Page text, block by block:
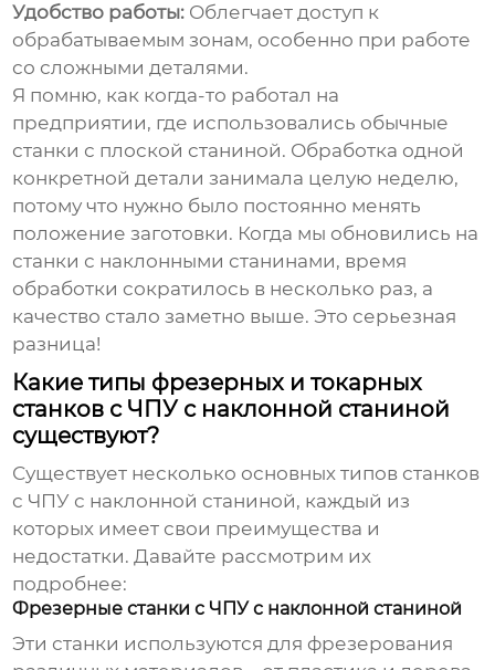
Удобство работы: Облегчает доступ к
обрабатываемым зонам, особенно при работе
со сложными деталями.
Я помню, как когда-то работал на
предприятии, где использовались обычные
станки с плоской станиной. Обработка одной
конкретной детали занимала целую неделю,
потому что нужно было постоянно менять
положение заготовки. Когда мы обновились на
станки с наклонными станинами, время
обработки сократилось в несколько раз, а
качество стало заметно выше. Это серьезная
разница!
Какие типы фрезерных и токарных
станков с ЧПУ с наклонной станиной
существуют?
Существует несколько основных типов станков
с ЧПУ с наклонной станиной, каждый из
которых имеет свои преимущества и
недостатки. Давайте рассмотрим их
подробнее:
Фрезерные станки с ЧПУ с наклонной станиной
Эти станки используются для фрезерования